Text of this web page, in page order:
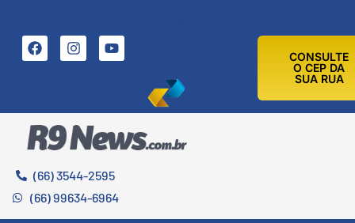
CONSULTE
O CEP DA
SUA RUA
(66) 3544-2595
(66) 99634-6964